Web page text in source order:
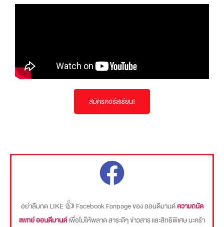
สมัครคอร์สเรียน!
อย่าลืมกด LIKE 👍 Facebook Fanpage ของ ออนดีมานด์ความถนัด
แพทย์ ออนดีมานด์เพื่อไม่ให้พลาด สาระดีๆ ข่าวสาร และสิทธิพิเศษ นะคร้า